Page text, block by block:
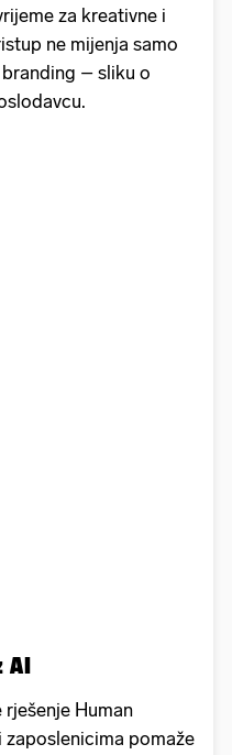
za kreativne i
ne mijenja samo
– sliku o
AI
rješenje Human
zaposlenicima pomaže